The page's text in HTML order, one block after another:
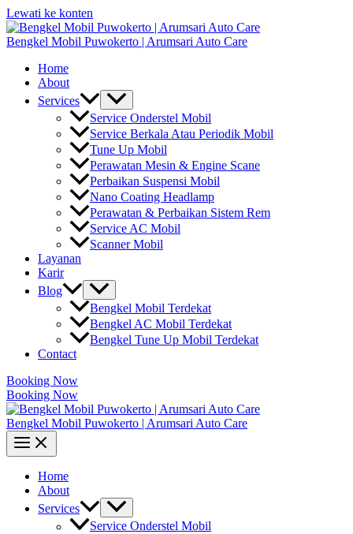
Lewati ke konten
Bengkel Mobil Puwokerto | Arumsari Auto Care
Home
About
Services
Service Onderstel Mobil
Service Berkala Atau Periodik Mobil
Tune Up Mobil
Perawatan Mesin & Engine Scane
Perbaikan Suspensi Mobil
Nano Coating Headlamp
Perawatan & Perbaikan Sistem Rem
Service AC Mobil
Scanner Mobil
Layanan
Karir
Blog
Bengkel Mobil Terdekat
Bengkel AC Mobil Terdekat
Bengkel Tune Up Mobil Terdekat
Contact
Booking Now
Booking Now
Bengkel Mobil Puwokerto | Arumsari Auto Care
Home
About
Services
Service Onderstel Mobil